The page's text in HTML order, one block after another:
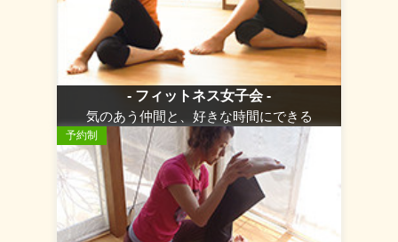
- フィットネス女子会 -
気のあう仲間と、好きな時間にできる
予約制